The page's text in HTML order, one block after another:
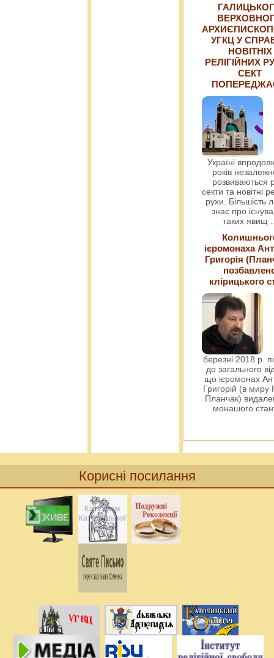
УГКЦ У
НОВІТНІХ
РЕЛІГІЙНИХ
СЕКТ
Україні
років
розвиваються
секти та новітні
рухи. Більшість
знає про
таких явищ
ієромонаха
Григорія
клірицького
березні 2018 р.
до загального
що ієромонах
Григорій (в миру
Планчак)
монашого
Корисні посилання